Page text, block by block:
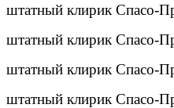
штатный клирик Спасо-
штатный клирик Спасо-
штатный клирик Спасо-
штатный клирик Спасо-